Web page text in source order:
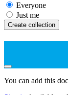
Everyone
Just me
Create collection
You can add this